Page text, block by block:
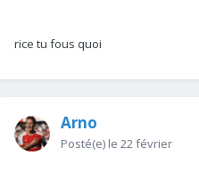
rice tu fous quoi
Arno
Posté(e) le 22 février